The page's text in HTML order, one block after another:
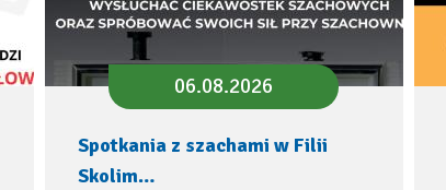
06.08.2026
Spotkania z szachami w Filii
Skolim…